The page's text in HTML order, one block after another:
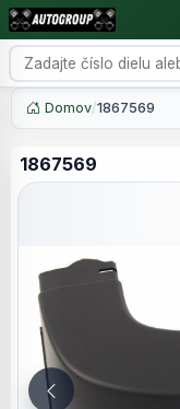
Domov/1867569
1867569